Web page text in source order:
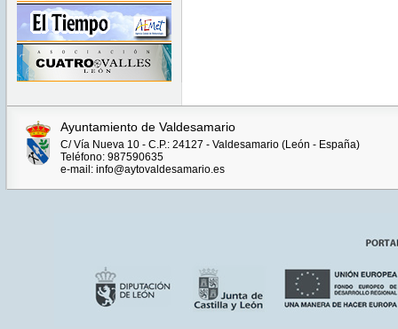
Ayuntamiento de Valdesamario
C/ Vía Nueva 10 - C.P.: 24127 - Valdesamario (León - España)
Teléfono: 987590635
e-mail: info@aytovaldesamario.es